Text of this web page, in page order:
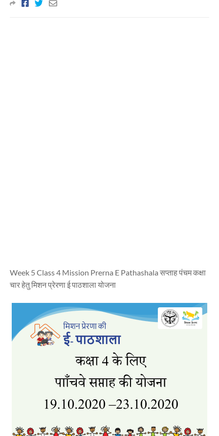
Week 5 Class 4 Mission Prerna E Pathashala सप्ताह पंचम कक्षा
चार हेतु मिशन प्रेरणा ई पाठशाला योजना